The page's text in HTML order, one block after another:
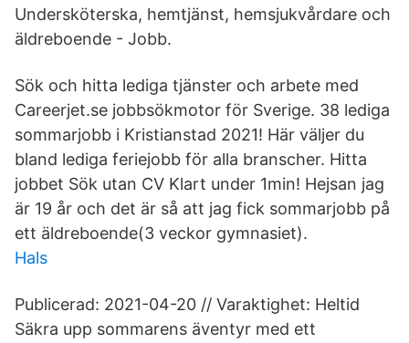
Undersköterska, hemtjänst, hemsjukvårdare och
äldreboende - Jobb.
Sök och hitta lediga tjänster och arbete med
Careerjet.se jobbsökmotor för Sverige. 38 lediga
sommarjobb i Kristianstad 2021! Här väljer du
bland lediga feriejobb för alla branscher. Hitta
jobbet Sök utan CV Klart under 1min! Hejsan jag
är 19 år och det är så att jag fick sommarjobb på
ett äldreboende(3 veckor gymnasiet).
Hals
Publicerad: 2021-04-20 // Varaktighet: Heltid
Säkra upp sommarens äventyr med ett